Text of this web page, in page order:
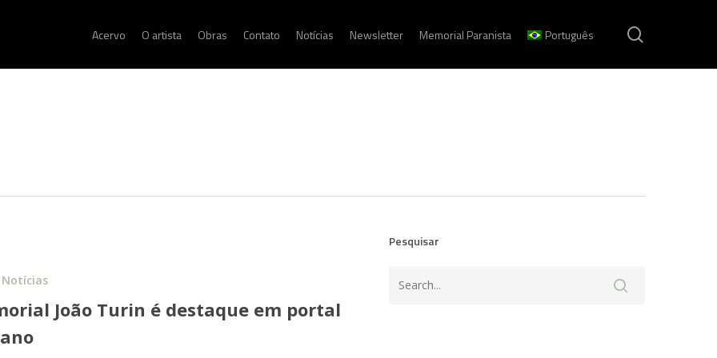
Acervo O artista Obras Contato Notícias Newsletter Memorial Paranista Português
Notícias
João Turin é destaque em portal
Pesquisar